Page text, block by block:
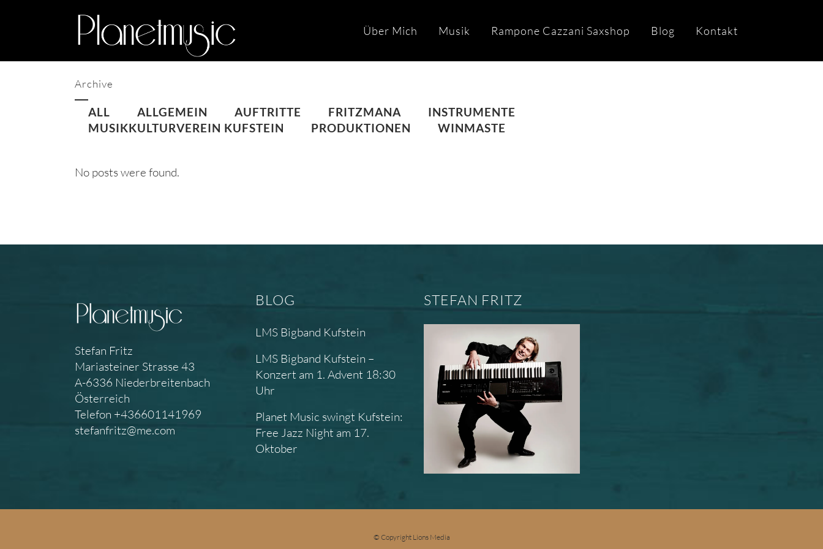
Über Mich Musik Rampone Cazzani Saxshop Blog Kontakt
Archive
ALL ALLGEMEIN AUFTRITTE FRITZMANA
INSTRUMENTE
MUSIKKULTURVEREIN KUFSTEIN
PRODUKTIONEN WINMASTE
No posts were found.
Stefan Fritz
Mariasteiner Strasse 43
A-6336 Niederbreitenbach
Österreich
Telefon +436601141969
stefanfritz@me.com
BLOG
LMS Bigband Kufstein
LMS Bigband Kufstein –
Konzert am 1. Advent 18:30
Uhr
Planet Music swingt Kufstein:
Free Jazz Night am 17.
Oktober
STEFAN FRITZ
© Copyright Lions Media